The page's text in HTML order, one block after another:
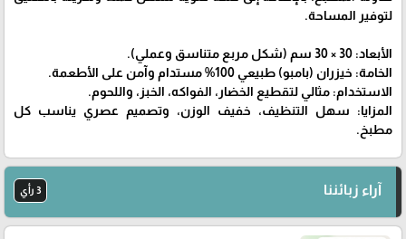
لتوفير المساحة.
الأبعاد: 30 × 30 سم (شكل مربع متناسق وعملي).
الخامة: خيزران (بامبو) طبيعي 100% مستدام وآمن على الأطعمة.
الاستخدام: مثالي لتقطيع الخضار، الفواكه، الخبز، واللحوم.
المزايا: سهل التنظيف، خفيف الوزن، وتصميم عصري يناسب كل
مطبخ.
آراء زبائننا 3 رأي